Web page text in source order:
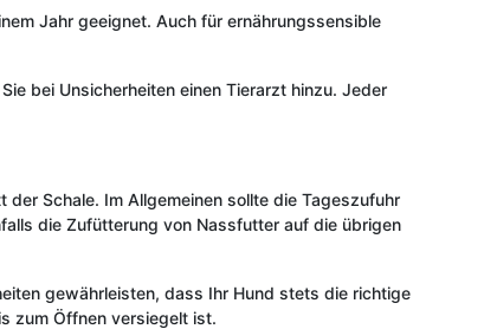
Jahr geeignet. Auch für ernährungssensible
bei Unsicherheiten einen Tierarzt hinzu. Jeder
Schale. Im Allgemeinen sollte die Tageszufuhr
die Zufütterung von Nassfutter auf die übrigen
gewährleisten, dass Ihr Hund stets die richtige
zum Öffnen versiegelt ist.